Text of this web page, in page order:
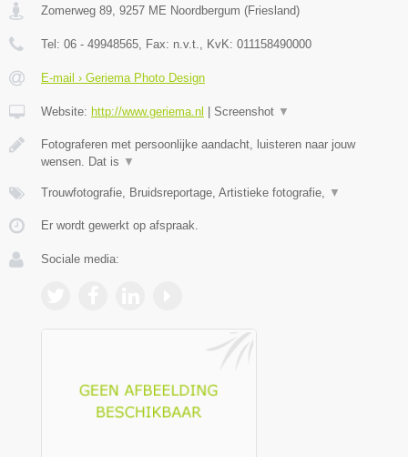
Zomerweg 89 9257 ME Noordbergum (Friesland)
Tel: 06 - 49948565 , Fax: n.v.t. , KvK: 011158490000
E-mail › Geriema Photo Design
Website: http://www.geriema.nl Screenshot ▼
Fotograferen met persoonlijke aandacht, luisteren naar jouw
wensen. Dat is ▼
Trouwfotografie, Bruidsreportage, Artistieke fotografie, ▼
Er wordt gewerkt op afspraak.
Sociale media: